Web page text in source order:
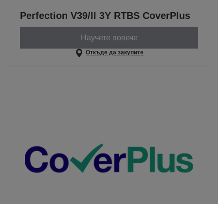
Perfection V39/II 3Y RTBS CoverPlus
Научете повече
Откъде да закупите